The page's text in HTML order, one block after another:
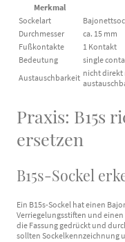
Merkmal
Sockelart
Durchmesser
ca. 15 mm
Fußkontakte
1 Kontakt
Bedeutung
single
Austauschbarkeit nicht direkt
Praxis: B15s
ersetzen
B15s-Sockel
Ein B15s-Sockel hat einen
Verriegelungsstiften und
die Fassung gedrückt und
sollten Sockelkennzeichnung